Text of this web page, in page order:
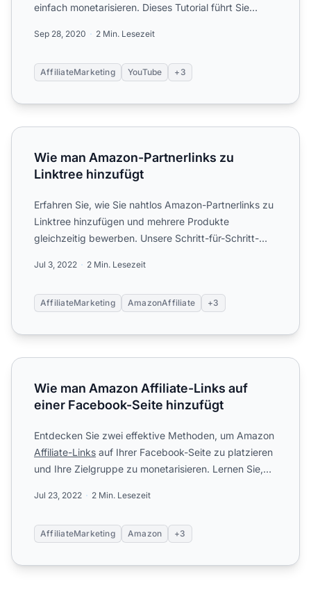
einfach monetarisieren. Dieses Tutorial führt Sie
Sep 28, 2020 2 Min. Lesezeit
AffiliateMarketing YouTube +3
Wie man Amazon-Partnerlinks zu Linktree hinzufügt
Wie man Amazon-Partnerlinks zu
Linktree hinzufügt
Erfahren Sie, wie Sie nahtlos Amazon-Partnerlinks zu
Linktree hinzufügen und mehrere Produkte
gleichzeitig bewerben. Unsere Schritt-für-Schritt-
Jul 3, 2022 2 Min. Lesezeit
AffiliateMarketing AmazonAffiliate +3
Wie man Amazon Affiliate-Links auf einer Facebook-
Wie man Amazon Affiliate-Links auf
einer Facebook-Seite hinzufügt
Entdecken Sie zwei effektive Methoden, um Amazon
Affiliate-Links auf Ihrer Facebook-Seite zu platzieren
und Ihre Zielgruppe zu monetarisieren. Lernen Sie,
Jul 23, 2022 2 Min. Lesezeit
AffiliateMarketing Amazon +3